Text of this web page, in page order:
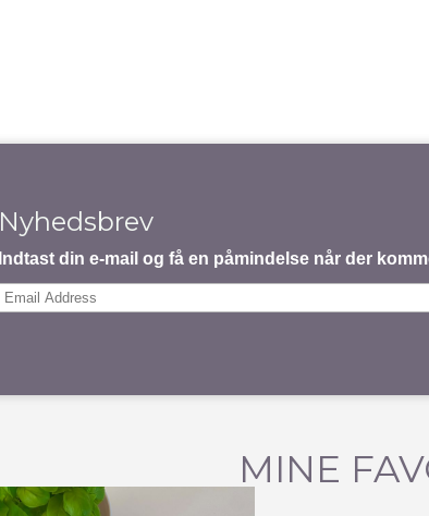
Nyhedsbrev
Indtast din e-mail og få en påmindelse når der
Email
MINE